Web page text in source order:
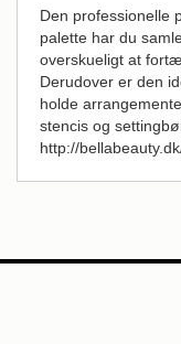
Den professionelle
palette har du
overskueligt at
Derudover er den
holde
stencis og
http://